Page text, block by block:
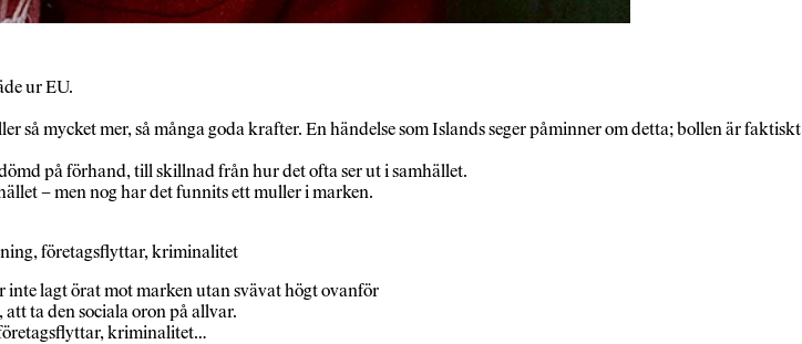
ur EU.
mycket mer, så många goda krafter. En händelse som Islands seger påminner om detta; bollen är faktiskt
på förhand, till skillnad från hur det ofta ser ut i samhället.
– men nog har det funnits ett muller i marken.
företagsflyttar, kriminalitet
lagt örat mot marken utan svävat högt ovanför
ta den sociala oron på allvar.
kriminalitet…